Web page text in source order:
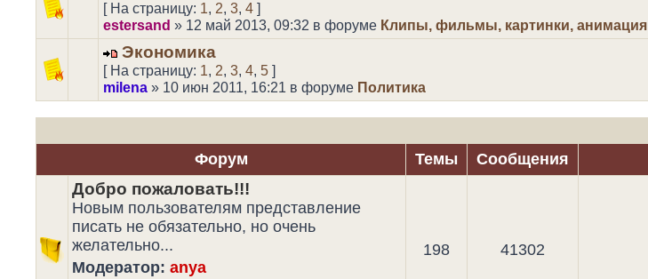
[ На страницу: 1, 2, 3, 4 ]
estersand » 12 май 2013, 09:32 в форуме Клипы, фильмы, картинки, анимация
Экономика
[ На страницу: 1, 2, 3, 4, 5 ]
milena » 10 июн 2011, 16:21 в форуме Политика
Форум Темы Сообщения
Добро пожаловать!!!
Новым пользователям представление
писать не обязательно, но очень
желательно...
Модератор: anya
198 41302